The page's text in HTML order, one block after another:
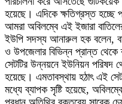
হয়েছে। এদিকে ক্ষতিগ্রস্ত হচ্ছে
আমরা অবিলম্বে এই ইজারা
ইউপি সদস্য আনারুল হক বলেন,
ও উপজেলার বিভিন্ন প্রান্ত থেকে
সেটটির উন্নয়নে ইউনিয়ন পরিষদ
হয়েছে। এমতাবস্থায় হঠাৎ এই
মধ্যে ব্যাপক সৃষ্টি হয়েছে,